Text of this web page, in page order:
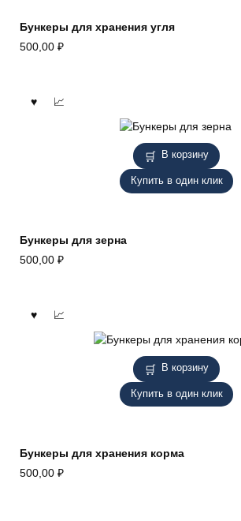
Бункеры для хранения угля
500,00 ₽
В корзину
Купить в один клик
Бункеры для зерна
500,00 ₽
В корзину
Купить в один клик
Бункеры для хранения корма
500,00 ₽